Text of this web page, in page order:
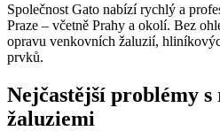
Společnost Gato nabízí rychlý a
Praze – včetně Prahy a okolí. Bez
opravu venkovních žaluzií,
prvků.
Nejčastější problémy
žaluziemi